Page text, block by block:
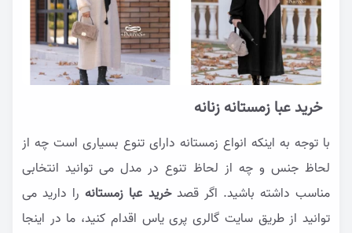
خرید عبا زمستانه زنانه
با توجه به اینکه انواع زمستانه دارای تنوع بسیاری است چه از
لحاظ جنس و چه از لحاظ تنوع در مدل می توانید انتخابی
مناسب داشته باشید. اگر قصدخرید عبا زمستانهرا دارید می
توانید از طریق سایت گالری پری یاس اقدام کنید، ما در اینجا